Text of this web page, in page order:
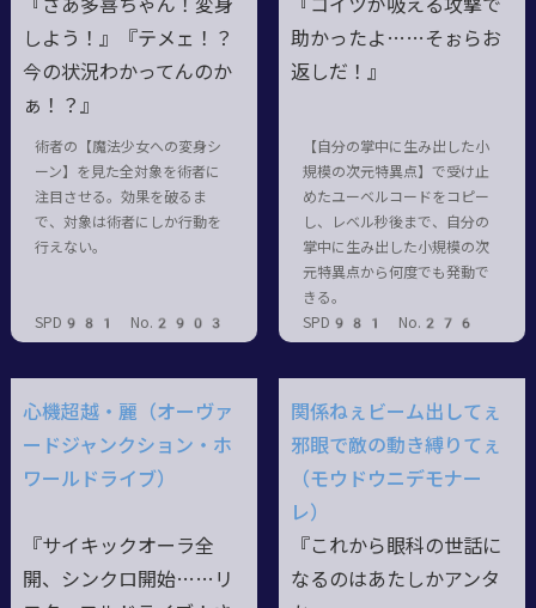
『さあ多喜ちゃん！変身
しよう！』『テメェ！？
今の状況わかってんのか
ぁ！？』
術者の【魔法少女への変身シ
ーン】を見た全対象を術者に
注目させる。効果を破るま
で、対象は術者にしか行動を
行えない。
SPD981 No.2903
『コイツが吸える攻撃で
助かったよ……そぉらお
返しだ！』
【自分の掌中に生み出した小
規模の次元特異点】で受け止
めたユーベルコードをコピー
し、レベル秒後まで、自分の
掌中に生み出した小規模の次
元特異点から何度でも発動で
きる。
SPD981 No.276
心機超越・麗（オーヴァ
ードジャンクション・ホ
ワールドライブ）
『サイキックオーラ全
開、シンクロ開始……リ
関係ねぇビーム出してぇ
邪眼で敵の動き縛りてぇ
（モウドウニデモナー
レ）
『これから眼科の世話に
なるのはあたしかアンタ